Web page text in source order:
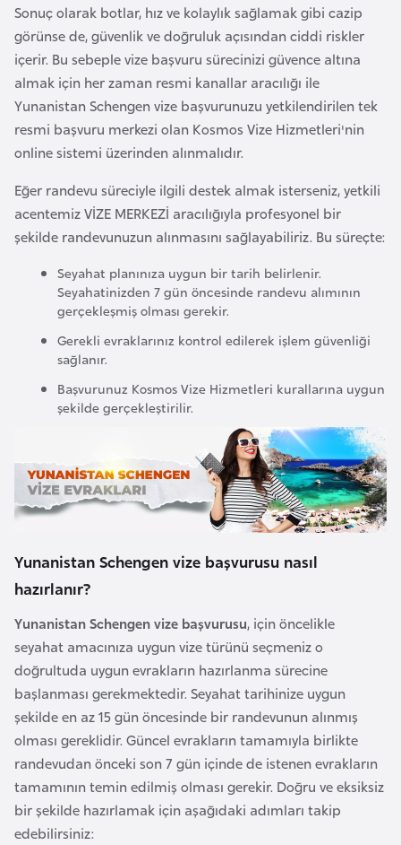
Sonuç olarak botlar, hız ve kolaylık sağlamak gibi cazip
görünse de, güvenlik ve doğruluk açısından ciddi riskler
içerir. Bu sebeple vize başvuru sürecinizi güvence altına
almak için her zaman resmi kanallar aracılığı ile
Yunanistan Schengen vize başvurunuzu yetkilendirilen tek
resmi başvuru merkezi olan Kosmos Vize Hizmetleri'nin
online sistemi üzerinden alınmalıdır.
Eğer randevu süreciyle ilgili destek almak isterseniz, yetkili
acentemiz VİZE MERKEZİ aracılığıyla profesyonel bir
şekilde randevunuzun alınmasını sağlayabiliriz. Bu süreçte:
Seyahat planınıza uygun bir tarih belirlenir.
Seyahatinizden 7 gün öncesinde randevu alımının
gerçekleşmiş olması gerekir.
Gerekli evraklarınız kontrol edilerek işlem güvenliği
sağlanır.
Başvurunuz Kosmos Vize Hizmetleri kurallarına uygun
şekilde gerçekleştirilir.
Yunanistan Schengen vize başvurusu nasıl
hazırlanır?
Yunanistan Schengen vize başvurusu, için öncelikle
seyahat amacınıza uygun vize türünü seçmeniz o
doğrultuda uygun evrakların hazırlanma sürecine
başlanması gerekmektedir. Seyahat tarihinize uygun
şekilde en az 15 gün öncesinde bir randevunun alınmış
olması gereklidir. Güncel evrakların tamamıyla birlikte
randevudan önceki son 7 gün içinde de istenen evrakların
tamamının temin edilmiş olması gerekir. Doğru ve eksiksiz
bir şekilde hazırlamak için aşağıdaki adımları takip
edebilirsiniz:
r
i
s
t
a
n
E
r
m
E
s
t
y
a
E
t
i
y
o
p
y
a